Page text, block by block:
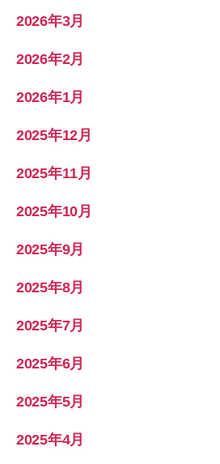
2026年3月
2026年2月
2026年1月
2025年12月
2025年11月
2025年10月
2025年9月
2025年8月
2025年7月
2025年6月
2025年5月
2025年4月